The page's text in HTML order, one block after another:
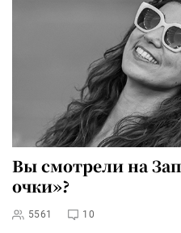
Вы смотрели на
очки»?
5561 10